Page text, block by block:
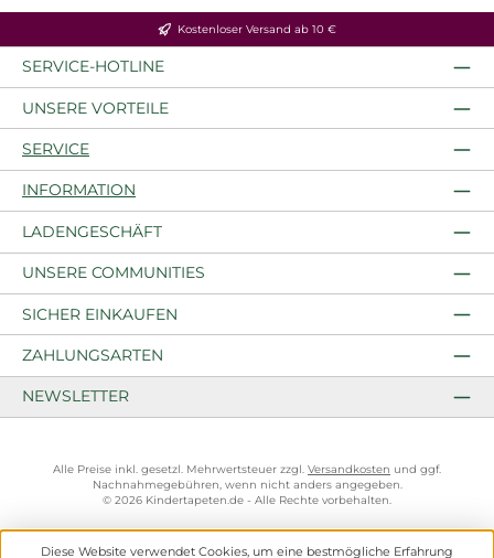
Kostenloser Versand ab 10 €
SERVICE-HOTLINE
UNSERE VORTEILE
SERVICE
INFORMATION
LADENGESCHÄFT
UNSERE COMMUNITIES
SICHER EINKAUFEN
ZAHLUNGSARTEN
NEWSLETTER
Alle Preise inkl. gesetzl. Mehrwertsteuer zzgl. Versandkosten und ggf.
Nachnahmegebühren, wenn nicht anders angegeben.
© 2026 Kindertapeten.de - Alle Rechte vorbehalten.
Diese Website verwendet Cookies, um eine bestmögliche Erfahrung